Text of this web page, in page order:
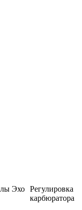
Регулировка
карбюратора